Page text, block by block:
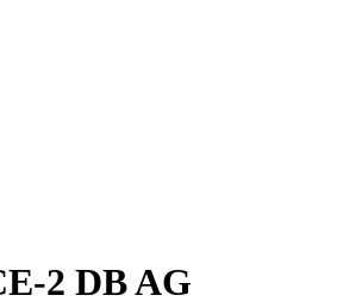
2 DB AG